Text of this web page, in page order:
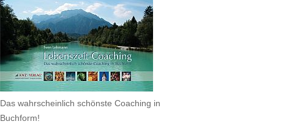
Das wahrscheinlich schönste Coaching in
Buchform!